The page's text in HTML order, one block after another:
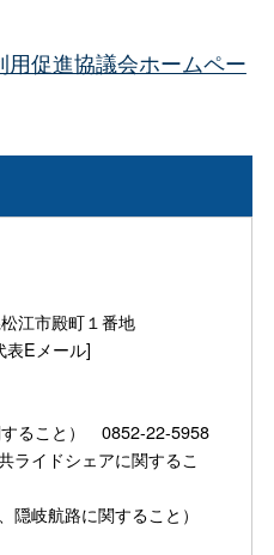
用促進協議会ホームペー
江市殿町１番地
Eメール]
すること） 0852-22-5958
ライドシェアに関するこ
隠岐航路に関すること）